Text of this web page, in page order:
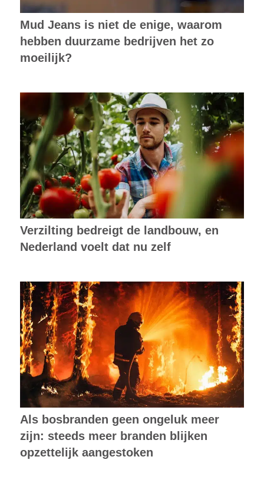
Mud Jeans is niet de enige, waarom
hebben duurzame bedrijven het zo
moeilijk?
Verzilting bedreigt de landbouw, en
Nederland voelt dat nu zelf
Als bosbranden geen ongeluk meer
zijn: steeds meer branden blijken
opzettelijk aangestoken